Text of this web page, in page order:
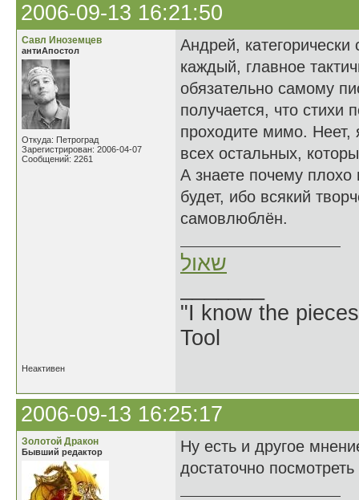
2006-09-13 16:21:50
Савл Иноземцев
антиАпостол
Откуда: Петроград
Зарегистрирован: 2006-04-07
Сообщений: 2261
Андрей,
каждый, главное
обязательно самому
получается, что стихи
проходите мимо. Неет,
всех остальных,
А знаете почему
будет, ибо всякий
самовлюблён.
שאול
"I know the
Tool
Неактивен
2006-09-13 16:25:17
Золотой Дракон
Бывший редактор
Ну есть и другое
достаточно